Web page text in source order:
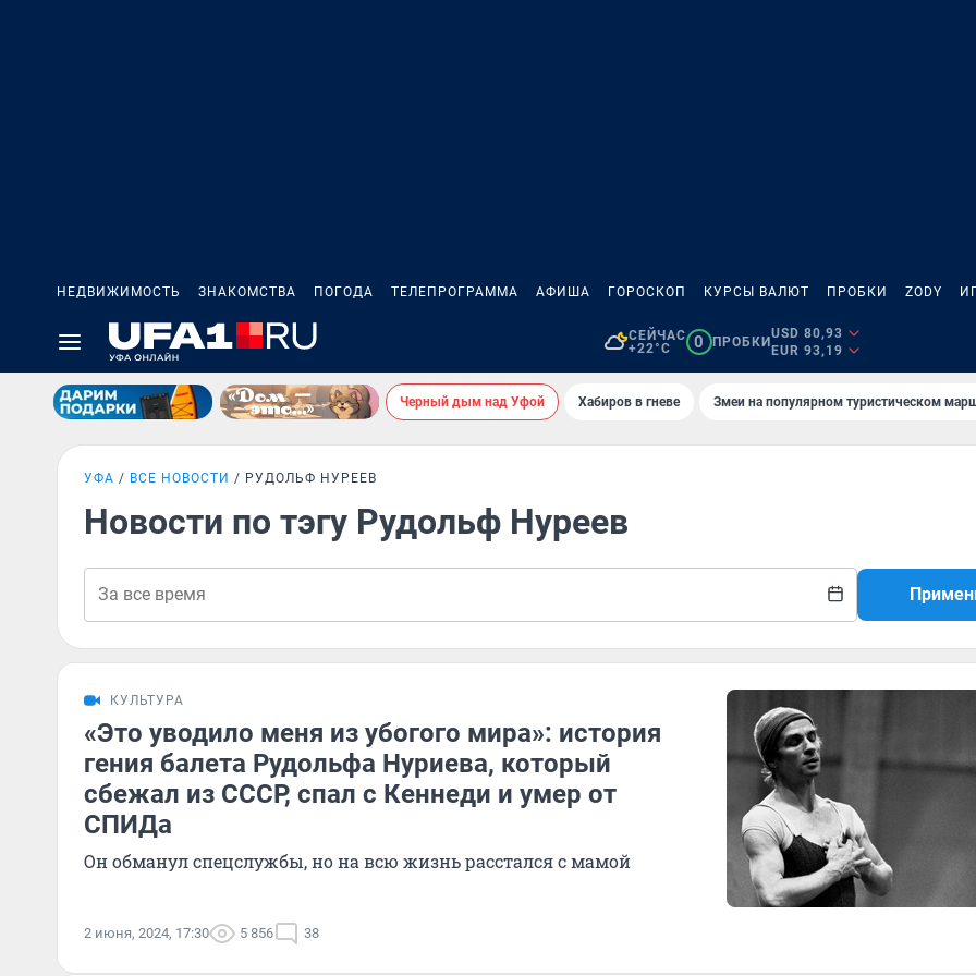
НЕДВИЖИМОСТЬ ЗНАКОМСТВА ПОГОДА ТЕЛЕПРОГРАММА АФИША ГОРОСКОП КУРСЫ ВАЛЮТ ПРОБКИ ZODY
СЕЙЧАС
+22°C
0 ПРОБКИ
USD 80,93
EUR 93,19
Черный дым над Уфой Хабиров в гневе Змеи на популярном туристическом
УФА ВСЕ НОВОСТИ РУДОЛЬФ НУРЕЕВ
Новости по тэгу Рудольф Нуреев
КУЛЬТУРА
«Это уводило меня из убогого мира»: история
гения балета Рудольфа Нуриева, который
сбежал из СССР, спал с Кеннеди и умер от
СПИДа
Он обманул спецслужбы, но на всю жизнь расстался с мамой
2 июня, 2024, 17:30 5 856 38